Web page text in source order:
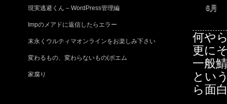
6月
何や
更に
一般
とい
ら面
現実逃避くん – WordPress管理編
Impのメアドに返信したらエラー
末永くウルティマオンラインをお楽しみ下さい
変わるもの、変わらないもの(ポエム
家腐り